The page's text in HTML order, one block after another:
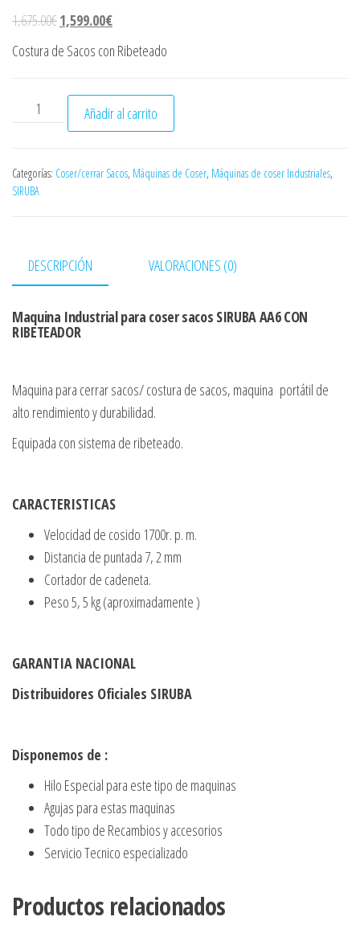
1,675.00€El precio original era: 1,675.00€.
1,599.00€El precio actual es: 1,599.00€.
Costura de Sacos con Ribeteado
SIRUBA AA6 con RIBETEADOR cantidad
Añadir al carrito
Categorías: Coser/cerrar Sacos, Máquinas de Coser, Máquinas de coser Industriales,
SIRUBA
DESCRIPCIÓN VALORACIONES (0)
Maquina Industrial para coser sacos SIRUBA AA6 CON
RIBETEADOR
Maquina para cerrar sacos/ costura de sacos, maquina portátil de
alto rendimiento y durabilidad.
Equipada con sistema de ribeteado.
CARACTERISTICAS
Velocidad de cosido 1700r. p. m.
Distancia de puntada 7, 2 mm
Cortador de cadeneta.
Peso 5, 5 kg (aproximadamente )
GARANTIA NACIONAL
Distribuidores Oficiales SIRUBA
Disponemos de :
Hilo Especial para este tipo de maquinas
Agujas para estas maquinas
Todo tipo de Recambios y accesorios
Servicio Tecnico especializado
Productos relacionados